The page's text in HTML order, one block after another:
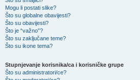
Mogu li postati slike?
Što su globalne obavijesti?
Što su obavijesti?
Što je “važno”?
Što su zaključane teme?
Što su ikone tema?
Stupnjevanje korisnika/ca i korisničke grupe
Što su administratori/ce?